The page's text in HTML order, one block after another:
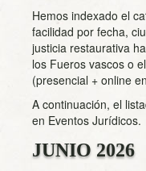
Hemos indexado el
facilidad por fecha,
justicia restaurativa
los Fueros vascos o
(presencial + online
A continuación, el
en Eventos Jurídicos.
JUNIO 2026